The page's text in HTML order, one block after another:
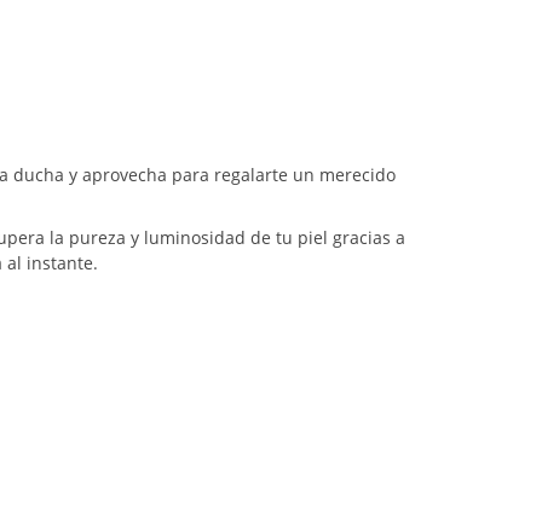
y aprovecha para regalarte un merecido
la pureza y luminosidad de tu piel gracias a
al instante.